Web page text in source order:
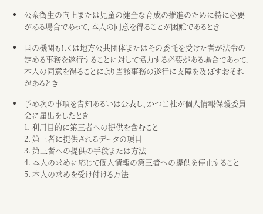
公衆衛生の向上または児童の健全な育成の推進のために特に必要
がある場合であって、本人の同意を得ることが困難であるとき
国の機関もしくは地方公共団体またはその委託を受けた者が法令の
定める事務を遂行することに対して協力する必要がある場合であって、
本人の同意を得ることにより当該事務の遂行に支障を及ぼすおそれ
があるとき
予め次の事項を告知あるいは公表し、かつ当社が個人情報保護委員
会に届出をしたとき
1. 利用目的に第三者への提供を含むこと
2. 第三者に提供されるデータの項目
3. 第三者への提供の手段または方法
4. 本人の求めに応じて個人情報の第三者への提供を停止すること
5. 本人の求めを受け付ける方法